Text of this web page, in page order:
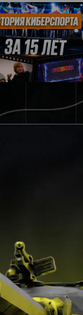
08.08 в 11:24
S1mple о EWC
ощущается как
1
08.08 в 10:50